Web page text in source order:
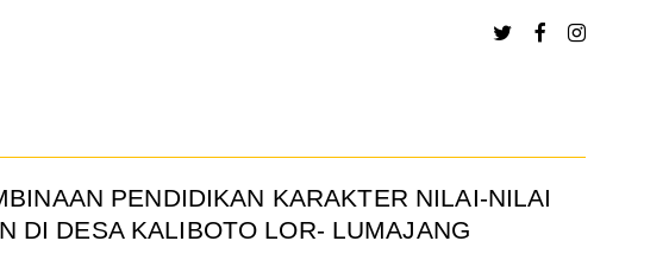
PENDIDIKAN KARAKTER NILAI-NILAI
DI DESA KALIBOTO LOR- LUMAJANG